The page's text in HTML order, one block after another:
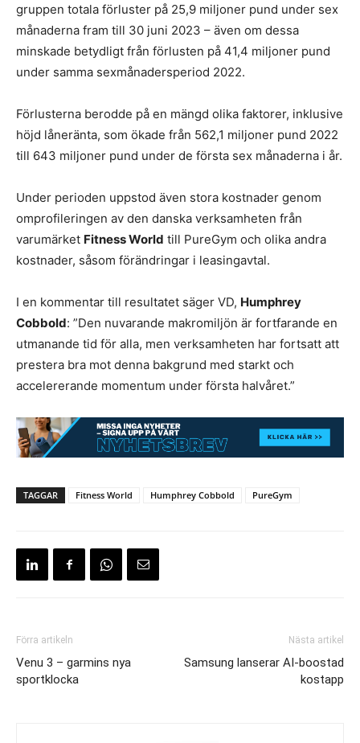
gruppen totala förluster på 25,9 miljoner pund under sex
månaderna fram till 30 juni 2023 – även om dessa
minskade betydligt från förlusten på 41,4 miljoner pund
under samma sexmånadersperiod 2022.
Förlusterna berodde på en mängd olika faktorer, inklusive
höjd låneränta, som ökade från 562,1 miljoner pund 2022
till 643 miljoner pund under de första sex månaderna i år.
Under perioden uppstod även stora kostnader genom
omprofileringen av den danska verksamheten från
varumärket Fitness World till PureGym och olika andra
kostnader, såsom förändringar i leasingavtal.
I en kommentar till resultatet säger VD, Humphrey
Cobbold: ”Den nuvarande makromiljön är fortfarande en
utmanande tid för alla, men verksamheten har fortsatt att
prestera bra mot denna bakgrund med starkt och
accelererande momentum under första halvåret.”
TAGGAR Fitness World Humphrey Cobbold PureGym
Förra artikeln
Venu 3 – garmins nya
sportklocka
Nästa artikel
Samsung lanserar AI-boostad
kostapp